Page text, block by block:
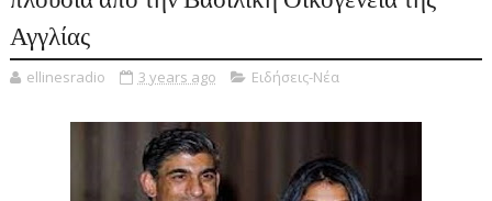
Αγγλίας
ellinesradio 3 years ago Ειδήσεις-Νέα